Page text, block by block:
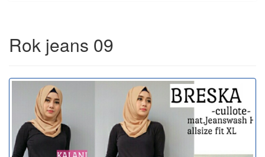
Rok jeans 09